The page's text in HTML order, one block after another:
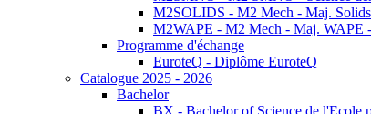
M2SOLIDS - M2 Mech - Maj. Solids
M2WAPE - M2 Mech - Maj. WAPE
Programme d'échange
EuroteQ - Diplôme EuroteQ
Catalogue 2025 - 2026
Bachelor
BX - Bachelor of Science de l'Ecole